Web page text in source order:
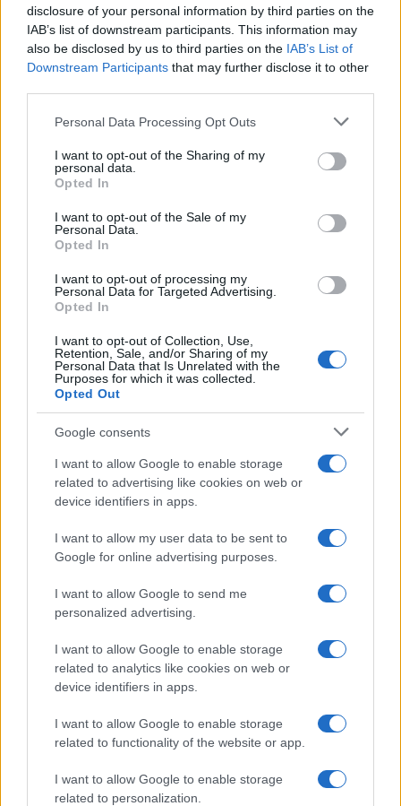
disclosure of your personal information by third parties on the
IAB’s list of downstream participants. This information may
also be disclosed by us to third parties on the IAB’s List of
Downstream Participants that may further disclose it to other
Please note that this website/app uses one or more Google
not limited to your visit or usage behaviour. You may click to
grant or deny consent to Google and its third-party tags to
use your data for below specified purposes in below Google
consent section.
Personal Data Processing Opt Outs
I want to opt-out of the Sharing of my
personal data.
Opted In
I want to opt-out of the Sale of my
Personal Data.
Opted In
I want to opt-out of processing my
Personal Data for Targeted Advertising.
Opted In
I want to opt-out of Collection, Use,
Retention, Sale, and/or Sharing of my
Personal Data that Is Unrelated with the
Purposes for which it was collected.
Opted Out
Google consents
I want to allow Google to enable storage
related to advertising like cookies on web or
device identifiers in apps.
I want to allow my user data to be sent to
Google for online advertising purposes.
I want to allow Google to send me
personalized advertising.
I want to allow Google to enable storage
related to analytics like cookies on web or
device identifiers in apps.
I want to allow Google to enable storage
related to functionality of the website or app.
I want to allow Google to enable storage
related to personalization.
Continua a leggere
B2B NEWS
Ripensare le tecnologie umanitarie oltre i criteri dei
donatori
B2B NEWS